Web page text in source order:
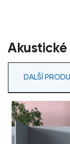
Akustické
DALŠÍ